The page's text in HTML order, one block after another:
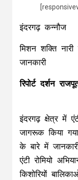
इंदरगढ़ कन्नौज
मिशन शक्ति नारी
जानकारी
रिपोर्ट दर्शन
इंदरगढ़ क्षेत्र में
जागरूक किया
के बारे में
एंटी रोमियो
किशोरियों